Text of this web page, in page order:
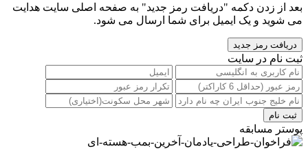
بعد از زدن دکمه "دریافت رمز جدید" به صفحه اصلی سایت هدایت
می شوید و یک ایمیل برای شما ارسال می شود.
ثبت نام در سایت
پوستر مسابقه